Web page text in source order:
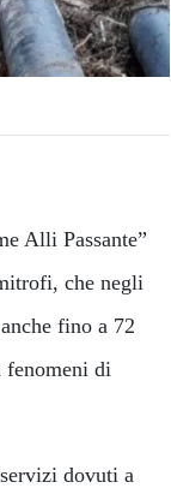
Alli Passante”
che negli
fino a 72
di
dovuti a